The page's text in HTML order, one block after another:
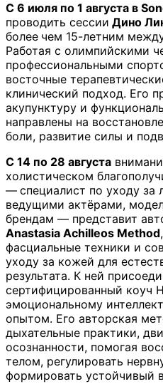
C 6 июля по 1 августа в
проводить сессии Дино
более чем 15-летним
Работая с олимпийскими
профессиональными
восточные
клинический подход. Его
акупунктуру и
направлены на
боли, развитие силы и
С 14 по 28 августа
холистическом
— специалист по уходу за
ведущими актёрами,
брендам — представит
Anastasia Achilleos Method
фасциальные техники и
уходу за кожей для
результата. К ней
сертифицированный коуч
эмоциональному
опытом. Его авторская
дыхательные практики,
осознанности, помогая
телом, регулировать
формировать устойчивый